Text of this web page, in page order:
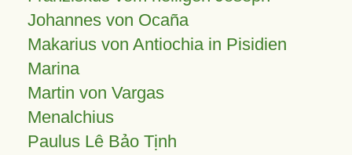
Johannes von Ocaña
Makarius von Antiochia in Pisidien
Marina
Martin von Vargas
Menalchius
Paulus Lê Bảo Tịnh